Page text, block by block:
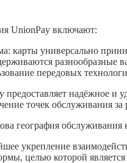
UnionPay включают:
карты универсально
разнообразные
передовых
предоставляет надёжное и
точек обслуживания
география
укрепление
целью которой